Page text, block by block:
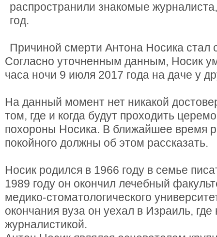
распространили знакомые
год.
Причиной смерти Антона Носика стал
Согласно уточненным данным, Носик
часа ночи 9 июля 2017 года на даче у
На данный момент нет никакой
том, где и когда будут проходить
похороны Носика. В ближайшее время
покойного должны об этом рассказать.
Носик родился в 1966 году в семье
1989 году он окончил лечебный
медико-стоматологического
окончания вуза он уехал в Израиль,
журналистикой.